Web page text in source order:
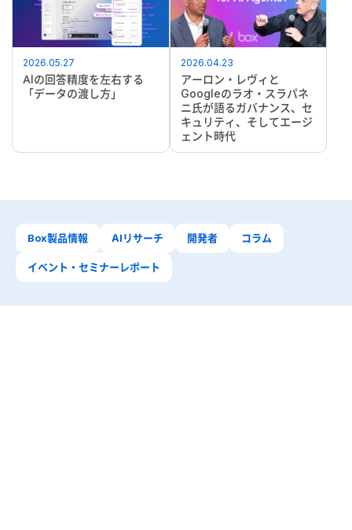
2026.05.27
AIの回答精度を左右する
「データの渡し方」
2026.04.23
アーロン・レヴィと
Googleのラオ・スラパネ
ニ氏が語るガバナンス、セ
キュリティ、そしてエージ
ェント時代
Box製品情報 AIリサーチ 開発者 コラム
イベント・セミナーレポート